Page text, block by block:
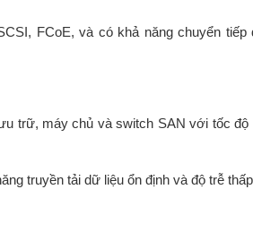
FCoE, và có khả năng chuyển tiếp
trữ, máy chủ và switch SAN với tốc độ
truyền tải dữ liệu ổn định và độ trễ